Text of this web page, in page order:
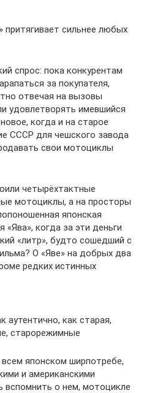
сильнее любых
спрос: пока конкурентам
за покупателя,
отвечая на вызовы
удовлетворять имевшийся
когда и на старое
СССР для чешского завода
свои мотоциклы
четырёхтактные
мотоциклы, а на просторы
японская
«Ява», когда за эти деньги
«литр», будто сошедший с
О «Яве» на добрых два
редких истинных
аутентично, как старая,
старорежимные
японском ширпотребе,
и американскими
вспомнить о нем, мотоцикле